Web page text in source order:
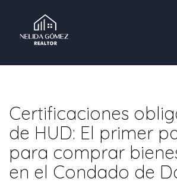
Certificaciones
de HUD: El primer
para comprar
en el Condado de